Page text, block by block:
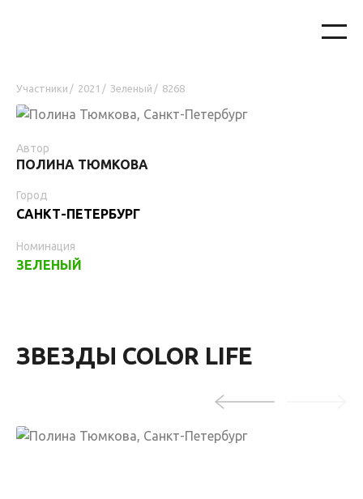
Участники / 2021 / Зеленый / 8268
Автор
ПОЛИНА ТЮМКОВА
Город
САНКТ-ПЕТЕРБУРГ
Номинация
ЗЕЛЕНЫЙ
ЗВЕЗДЫ COLOR LIFE